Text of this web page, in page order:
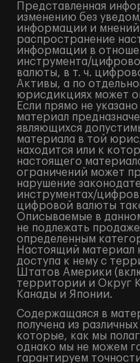
Представленная
изменению без
информации и
распространение
информации в
инструмента/
валюты, в т. ч.
Активы, а по
юрисдикциях может
Если прямо не
материал
являющихся
материала в той
находится или к
настоящего
ограничений может
нарушение
инструментах/
цифровой валюты
Описываемые в
не подлежать
определенным
Настоящий материал
доступа к нему с
Штатов Америки
территории и Округ
Канады и Японии.
Содержащаяся в
получена из
которые, как мы
однако мы не можем
гарантируем